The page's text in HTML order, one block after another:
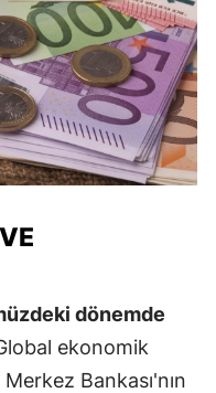
dönemde
ekonomik
Bankası'nın